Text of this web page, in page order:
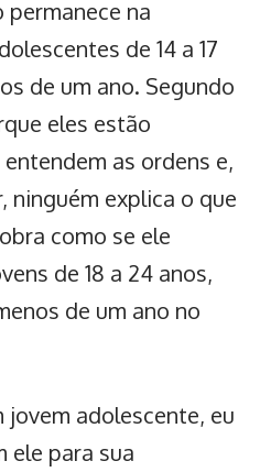
permanece na
de 14 a 17
de um ano. Segundo
eles estão
as ordens e,
ninguém explica o que
como se ele
de 18 a 24 anos,
de um ano no
jovem adolescente, eu
ele para sua